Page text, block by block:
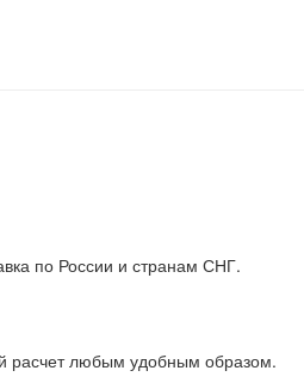
по России и странам СНГ.
расчет любым удобным образом.